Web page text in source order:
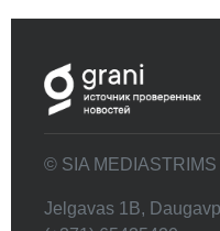
© SIA MEDIASTRIMS
Jelgavas 1B,